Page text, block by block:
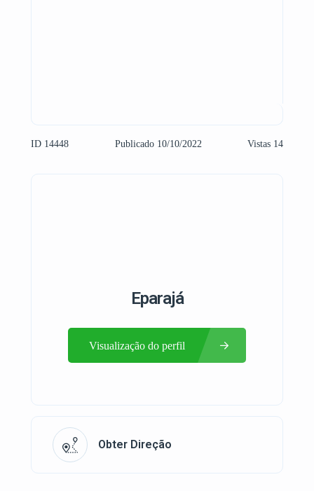
ID 14448 Publicado 10/10/2022 Vistas 14
Eparajá
Visualização do perfil
Obter Direção